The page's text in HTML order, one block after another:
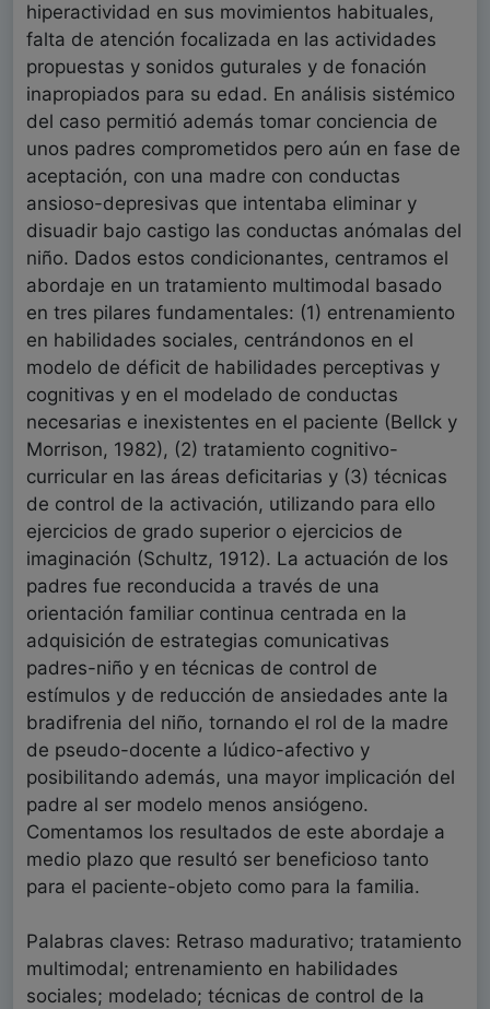
hiperactividad en sus movimientos habituales,
falta de atención focalizada en las actividades
propuestas y sonidos guturales y de fonación
inapropiados para su edad. En análisis sistémico
del caso permitió además tomar conciencia de
unos padres comprometidos pero aún en fase de
aceptación, con una madre con conductas
ansioso-depresivas que intentaba eliminar y
disuadir bajo castigo las conductas anómalas del
niño. Dados estos condicionantes, centramos el
abordaje en un tratamiento multimodal basado
en tres pilares fundamentales: (1) entrenamiento
en habilidades sociales, centrándonos en el
modelo de déficit de habilidades perceptivas y
cognitivas y en el modelado de conductas
necesarias e inexistentes en el paciente (Bellck y
Morrison, 1982), (2) tratamiento cognitivo-
curricular en las áreas deficitarias y (3) técnicas
de control de la activación, utilizando para ello
ejercicios de grado superior o ejercicios de
imaginación (Schultz, 1912). La actuación de los
padres fue reconducida a través de una
orientación familiar continua centrada en la
adquisición de estrategias comunicativas
padres-niño y en técnicas de control de
estímulos y de reducción de ansiedades ante la
bradifrenia del niño, tornando el rol de la madre
de pseudo-docente a lúdico-afectivo y
posibilitando además, una mayor implicación del
padre al ser modelo menos ansiógeno.
Comentamos los resultados de este abordaje a
medio plazo que resultó ser beneficioso tanto
para el paciente-objeto como para la familia.
Palabras claves: Retraso madurativo; tratamiento
multimodal; entrenamiento en habilidades
sociales; modelado; técnicas de control de la